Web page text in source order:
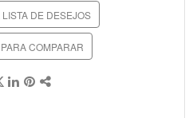
DE DESEJOS
COMPARAR